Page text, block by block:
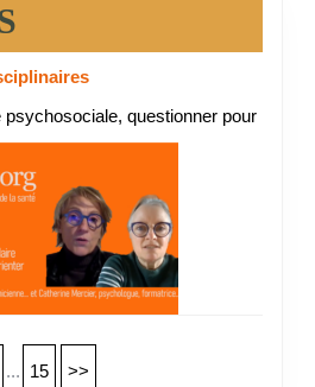
psychosociale, questionner pour
... 15 >>